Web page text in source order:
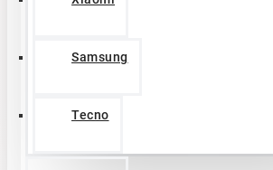
Samsung
Tecno